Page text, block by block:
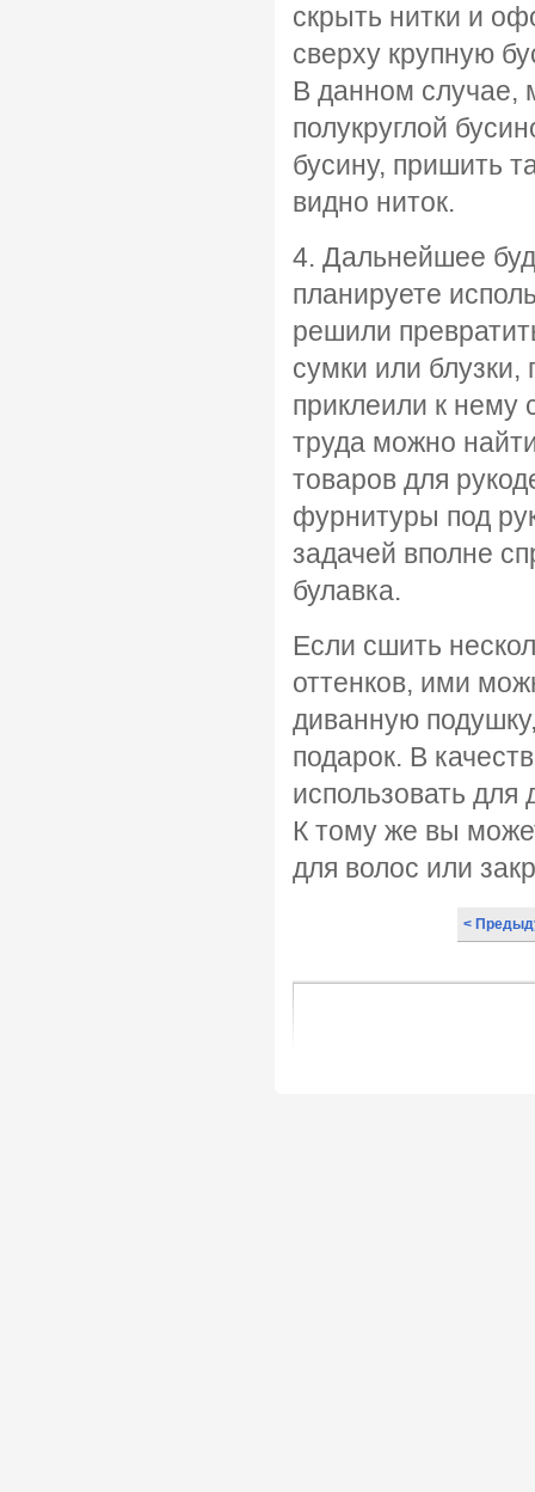
скрыть нитки и
сверху крупную
В данном случае,
полукруглой
бусину, пришить
видно ниток.
4. Дальнейшее
планируете
решили
сумки или
приклеили к нему
труда можно
товаров для
фурнитуры под
задачей вполне
булавка.
Если сшить
оттенков, ими
диванную
подарок. В
использовать для
К тому же вы
для волос или
<